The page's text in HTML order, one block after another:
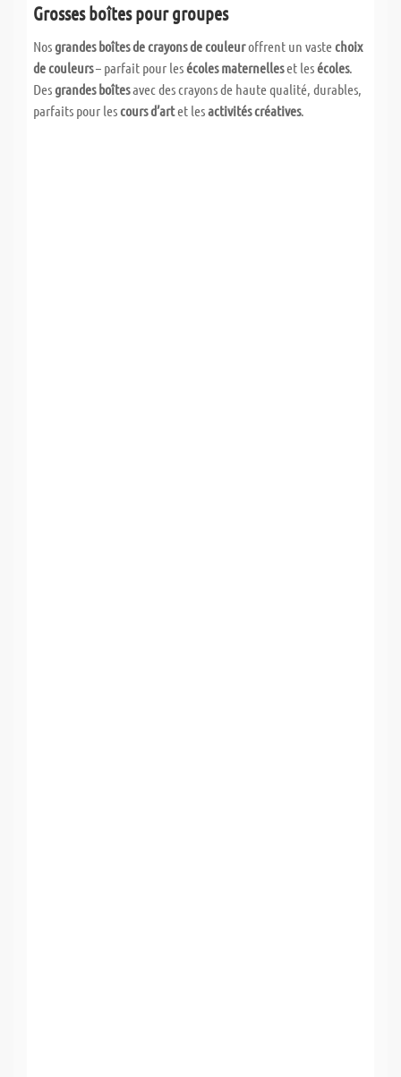
Grosses boîtes pour groupes
Nosgrandes boîtes de crayons de couleuroffrent un vastechoix
de couleurs– parfait pour lesécoles maternelleset lesécoles.
Desgrandes boîtesavec des crayons de haute qualité, durables,
parfaits pour lescours d’artet lesactivités créatives.